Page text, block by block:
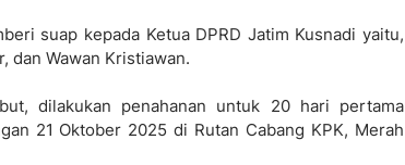
suap kepada Ketua DPRD Jatim Kusnadi yaitu,
dan Wawan Kristiawan.
dilakukan penahanan untuk 20 hari pertama
21 Oktober 2025 di Rutan Cabang KPK, Merah